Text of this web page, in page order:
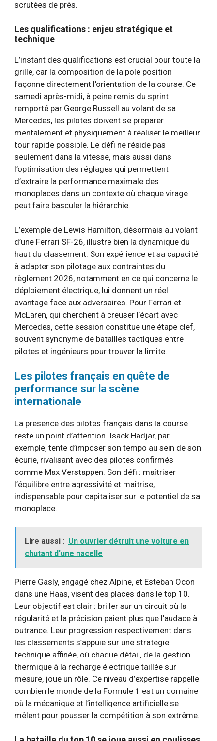
scrutées de près.
Les qualifications : enjeu stratégique et
technique
L’instant des qualifications est crucial pour toute la
grille, car la composition de la pole position
façonne directement l’orientation de la course. Ce
samedi après-midi, à peine remis du sprint
remporté par George Russell au volant de sa
Mercedes, les pilotes doivent se préparer
mentalement et physiquement à réaliser le meilleur
tour rapide possible. Le défi ne réside pas
seulement dans la vitesse, mais aussi dans
l’optimisation des réglages qui permettent
d’extraire la performance maximale des
monoplaces dans un contexte où chaque virage
peut faire basculer la hiérarchie.
L’exemple de Lewis Hamilton, désormais au volant
d’une Ferrari SF-26, illustre bien la dynamique du
haut du classement. Son expérience et sa capacité
à adapter son pilotage aux contraintes du
règlement 2026, notamment en ce qui concerne le
déploiement électrique, lui donnent un réel
avantage face aux adversaires. Pour Ferrari et
McLaren, qui cherchent à creuser l’écart avec
Mercedes, cette session constitue une étape clef,
souvent synonyme de batailles tactiques entre
pilotes et ingénieurs pour trouver la limite.
Les pilotes français en quête de
performance sur la scène
internationale
La présence des pilotes français dans la course
reste un point d’attention. Isack Hadjar, par
exemple, tente d’imposer son tempo au sein de son
écurie, rivalisant avec des pilotes confirmés
comme Max Verstappen. Son défi : maîtriser
l’équilibre entre agressivité et maîtrise,
indispensable pour capitaliser sur le potentiel de sa
monoplace.
Lire aussi : Un ouvrier détruit une voiture en
chutant d'une nacelle
Pierre Gasly, engagé chez Alpine, et Esteban Ocon
dans une Haas, visent des places dans le top 10.
Leur objectif est clair : briller sur un circuit où la
régularité et la précision paient plus que l’audace à
outrance. Leur progression respectivement dans
les classements s’appuie sur une stratégie
technique affinée, où chaque détail, de la gestion
thermique à la recharge électrique taillée sur
mesure, joue un rôle. Ce niveau d’expertise rappelle
combien le monde de la Formule 1 est un domaine
où la mécanique et l’intelligence artificielle se
mêlent pour pousser la compétition à son extrême.